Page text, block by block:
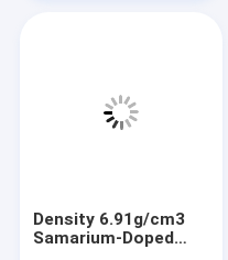
Los vídeos
Density 6.91g/cm3
Samarium-Doped